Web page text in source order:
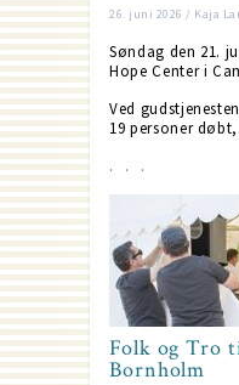
26. juni 2026 / Kaja
Søndag den 21.
Hope Center i
Ved
19 personer
Folk og Tro
Bornholm